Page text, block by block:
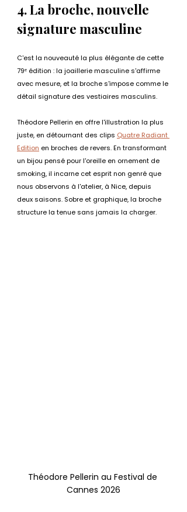
4. La broche, nouvelle
signature masculine
C'est la nouveauté la plus élégante de cette
79ᵉ édition : la joaillerie masculine s'affirme
avec mesure, et la broche s'impose comme le
détail signature des vestiaires masculins.
Théodore Pellerin en offre l'illustration la plus
juste, en détournant des clips Quatre Radiant
Edition en broches de revers. En transformant
un bijou pensé pour l'oreille en ornement de
smoking, il incarne cet esprit non genré que
nous observons à l'atelier, à Nice, depuis
deux saisons. Sobre et graphique, la broche
structure la tenue sans jamais la charger.
Théodore Pellerin au Festival de
Cannes 2026